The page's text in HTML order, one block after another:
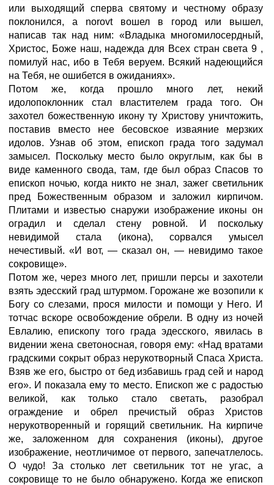
или выходящий сперва святому и честному образу
поклонился, a norovt вошел в город или вышел,
написав так над ним: «Владыка многомилосердный,
Христос, Боже наш, надежда для Всех стран света 9 ,
помилуй нас, ибо в Тебя веруем. Всякий надеющийся
на Тебя, не ошибется в ожиданиях».
Потом же, когда прошло много лет, некий
идолопоклонник стал властителем града того. Он
захотел божественную икону ту Христову уничтожить,
поставив вместо нее бесовское изваяние мерзких
идолов. Узнав об этом, епископ града того задумал
замысел. Поскольку место было округлым, как бы в
виде каменного свода, там, где был образ Спасов то
епископ ночью, когда никто не знал, зажег светильник
пред Божественным образом и заложил кирпичом.
Плитами и известью снаружи изображение иконы он
оградил и сделал стену ровной. И поскольку
невидимой стала (икона), сорвался умысел
нечестивый. «И вот, — сказал он, — невидимо такое
сокровище».
Потом же, через много лет, пришли персы и захотели
взять эдесский град штурмом. Горожане же возопили к
Богу со слезами, прося милости и помощи у Него. И
тотчас вскоре освобождение обрели. В одну из ночей
Евлалию, епископу того града эдесского, явилась в
видении жена светоносная, говоря ему: «Над вратами
градскими сокрыт образ нерукотворный Спаса Христа.
Взяв же его, быстро от бед избавишь град сей и народ
его». И показала ему то место. Епископ же с радостью
великой, как только стало светать, разобрал
ограждение и обрел пречистый образ Христов
нерукотворенный и горящий светильник. На кирпиче
же, заложенном для сохранения (иконы), другое
изображение, неотличимое от первого, запечатлелось.
О чудо! За столько лет светильник тот не угас, а
сокровище то не было обнаружено. Когда же епископ